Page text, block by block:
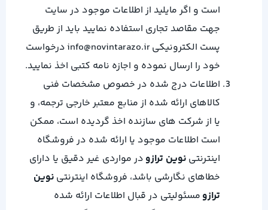
است و اگر مایلید از اطلاعات موجود در سایت
جهت مقاصد تجاری استفاده نمایید باید از طریق
پست الکترونیکی info@novintarazo.ir درخواست
خود را ارسال نموده و اجازه نامه كتبی اخذ نمایید.
اطلاعات درج شده در خصوص مشخصات فنی
كالاهای ارائه شده از منابع معتبر خارجی ترجمه، و
یا از شركت های سازنده اخذ گردیده است، ممکن
است اطلاعات موجود یا ارائه شده در فروشگاه
اینترنتی نوین ترازو در مواردی غیر دقیق یا دارای
خطاهای نگارشی باشد، فروشگاه اینترنتی نوین
ترازو مسئولیتی در قبال اطلاعات ارائه شده